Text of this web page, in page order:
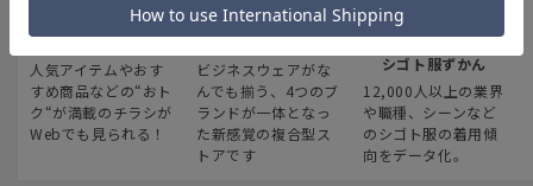
最新のお買い得情報
人気アイテムやおす
すめ商品などの“おト
ク“が満載のチラシが
Webでも見られる！
スーツスクエア
ビジネスウェアがな
んでも揃う、4つのブ
ランドが一体となっ
た新感覚の複合型ス
トアです
みんなの
シゴト服ずかん
12,000人以上の業界
や職種、シーンなど
のシゴト服の着用傾
向をデータ化。